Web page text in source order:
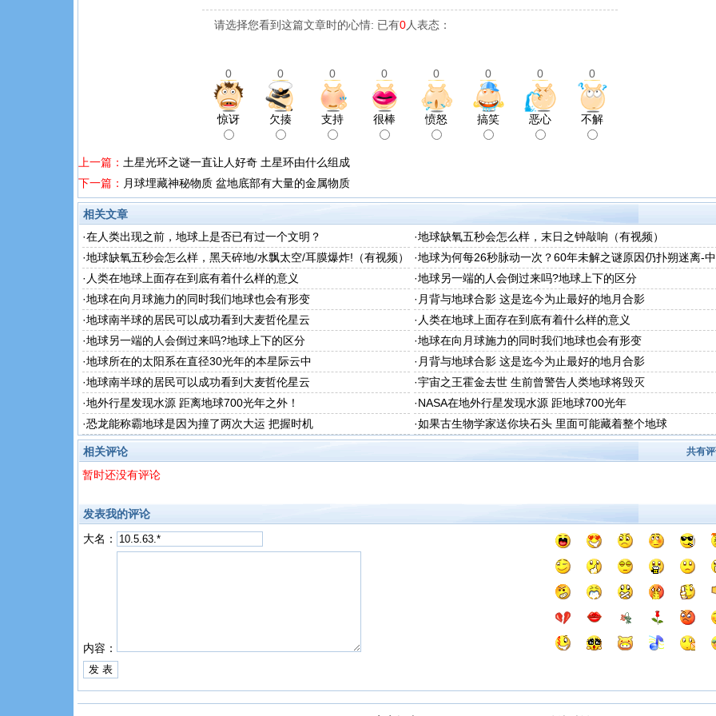
请选择您看到这篇文章时的心情: 已有0人表态：
0 0 0 0 0 0 0 0
惊讶 欠揍 支持 很棒 愤怒 搞笑 恶心 不解
上一篇： 土星光环之谜一直让人好奇 土星环由什么组成
下一篇： 月球埋藏神秘物质 盆地底部有大量的金属物质
相关文章
·在人类出现之前，地球上是否已有过一个文明？ ·地球缺氧五秒会怎么样，末日之钟敲响（有视频）
·地球缺氧五秒会怎么样，黑天碎地/水飘太空/耳膜爆炸!（有视频） ·地球为何每26秒脉动一次？60年未解之谜原因仍扑朔迷离-
普网
· 人类在地球上面存在到底有着什么样的意义 ·地球另一端的人会倒过来吗?地球上下的区分
·地球在向月球施力的同时我们地球也会有形变 · 月背与地球合影 这是迄今为止最好的地月合影
·地球南半球的居民可以成功看到大麦哲伦星云 · 人类在地球上面存在到底有着什么样的意义
·地球另一端的人会倒过来吗?地球上下的区分 ·地球在向月球施力的同时我们地球也会有形变
·地球所在的太阳系在直径30光年的本星际云中 · 月背与地球合影 这是迄今为止最好的地月合影
·地球南半球的居民可以成功看到大麦哲伦星云 ·宇宙之王霍金去世 生前曾警告人类地球将毁灭
·地外行星发现水源 距离地球700光年之外！ ·NASA在地外行星发现水源 距地球700光年
·恐龙能称霸地球是因为撞了两次大运 把握时机 ·如果古生物学家送你块石头 里面可能藏着整个地球
共有
相关评论
暂时还没有评论
发表我的评论
大名：
内容：